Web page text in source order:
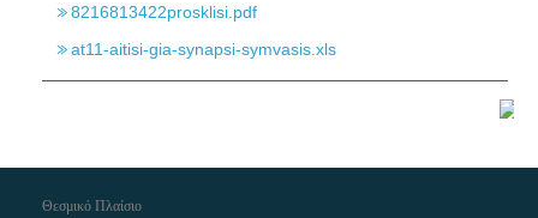
8216813422prosklisi.pdf
at11-aitisi-gia-synapsi-symvasis.xls
Θεσμικό Πλαίσιο